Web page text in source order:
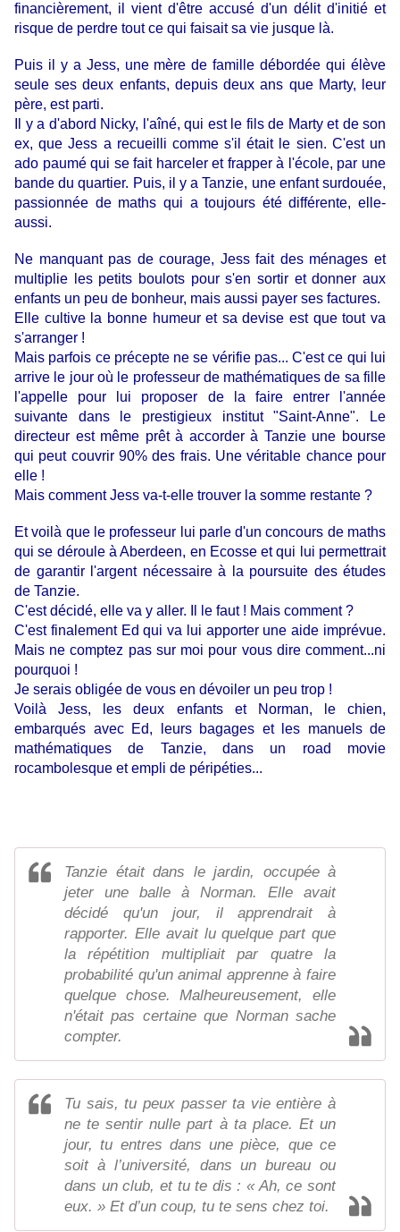
financièrement, il vient d'être accusé d'un délit d'initié et
risque de perdre tout ce qui faisait sa vie jusque là.
Puis il y a Jess, une mère de famille débordée qui élève
seule ses deux enfants, depuis deux ans que Marty, leur
père, est parti.
Il y a d'abord Nicky, l'aîné, qui est le fils de Marty et de son
ex, que Jess a recueilli comme s'il était le sien. C'est un
ado paumé qui se fait harceler et frapper à l'école, par une
bande du quartier. Puis, il y a Tanzie, une enfant surdouée,
passionnée de maths qui a toujours été différente, elle-
aussi.
Ne manquant pas de courage, Jess fait des ménages et
multiplie les petits boulots pour s'en sortir et donner aux
enfants un peu de bonheur, mais aussi payer ses factures.
Elle cultive la bonne humeur et sa devise est que tout va
s'arranger !
Mais parfois ce précepte ne se vérifie pas... C'est ce qui lui
arrive le jour où le professeur de mathématiques de sa fille
l'appelle pour lui proposer de la faire entrer l'année
suivante dans le prestigieux institut "Saint-Anne". Le
directeur est même prêt à accorder à Tanzie une bourse
qui peut couvrir 90% des frais. Une véritable chance pour
elle !
Mais comment Jess va-t-elle trouver la somme restante ?
Et voilà que le professeur lui parle d'un concours de maths
qui se déroule à Aberdeen, en Ecosse et qui lui permettrait
de garantir l'argent nécessaire à la poursuite des études
de Tanzie.
C'est décidé, elle va y aller. Il le faut ! Mais comment ?
C'est finalement Ed qui va lui apporter une aide imprévue.
Mais ne comptez pas sur moi pour vous dire comment...ni
pourquoi !
Je serais obligée de vous en dévoiler un peu trop !
Voilà Jess, les deux enfants et Norman, le chien,
embarqués avec Ed, leurs bagages et les manuels de
mathématiques de Tanzie, dans un road movie
rocambolesque et empli de péripéties...
Tanzie était dans le jardin, occupée à
jeter une balle à Norman. Elle avait
décidé qu'un jour, il apprendrait à
rapporter. Elle avait lu quelque part que
la répétition multipliait par quatre la
probabilité qu'un animal apprenne à faire
quelque chose. Malheureusement, elle
n'était pas certaine que Norman sache
compter.
Tu sais, tu peux passer ta vie entière à
ne te sentir nulle part à ta place. Et un
jour, tu entres dans une pièce, que ce
soit à l’université, dans un bureau ou
dans un club, et tu te dis : « Ah, ce sont
eux. » Et d’un coup, tu te sens chez toi.